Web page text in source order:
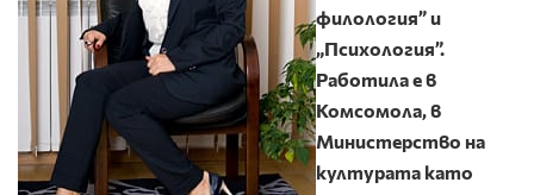
филология” и
„Психология”.
Работила е в
Комсомола, в
Министерство на
културата като